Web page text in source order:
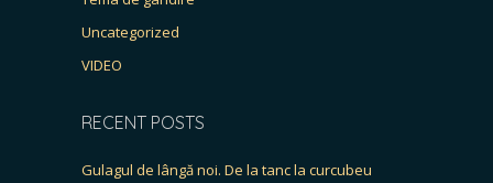
Uncategorized
VIDEO
RECENT POSTS
Gulagul de lângă noi. De la tanc la curcubeu